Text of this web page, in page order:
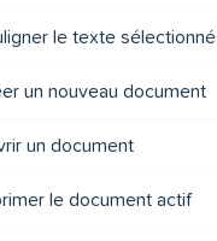
le texte sélectionné
un nouveau document
un document
le document actif